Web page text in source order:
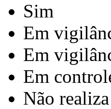
Sim
Em
Em
Em
Não